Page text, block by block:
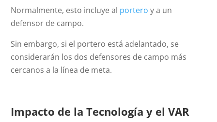
Normalmente, esto incluye al portero y a un
defensor de campo.
Sin embargo, si el portero está adelantado, se
considerarán los dos defensores de campo más
cercanos a la línea de meta.
Impacto de la Tecnología y el VAR